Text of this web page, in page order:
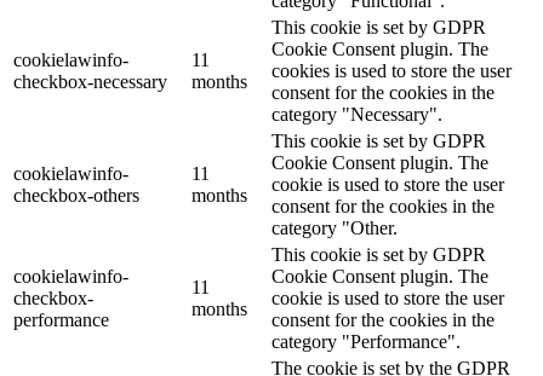
cookielawinfo-
checkbox-necessary
11
months
This cookie is set by GDPR
Cookie Consent plugin. The
cookies is used to store the user
consent for the cookies in the
category "Necessary".
cookielawinfo-
checkbox-others
11
months
This cookie is set by GDPR
Cookie Consent plugin. The
cookie is used to store the user
consent for the cookies in the
category "Other.
cookielawinfo-
checkbox-
performance
11
months
This cookie is set by GDPR
Cookie Consent plugin. The
cookie is used to store the user
consent for the cookies in the
category "Performance".
The cookie is set by the GDPR